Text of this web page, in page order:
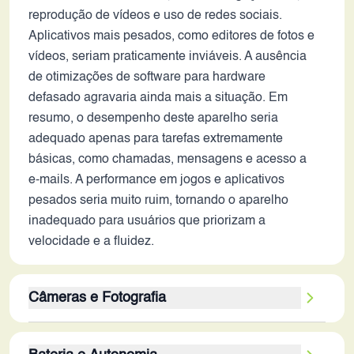
reprodução de vídeos e uso de redes sociais.
Aplicativos mais pesados, como editores de fotos e
vídeos, seriam praticamente inviáveis. A ausência
de otimizações de software para hardware
defasado agravaria ainda mais a situação. Em
resumo, o desempenho deste aparelho seria
adequado apenas para tarefas extremamente
básicas, como chamadas, mensagens e acesso a
e-mails. A performance em jogos e aplicativos
pesados seria muito ruim, tornando o aparelho
inadequado para usuários que priorizam a
velocidade e a fluidez.
Câmeras e Fotografia